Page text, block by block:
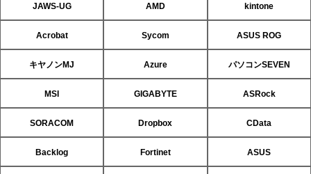
JAWS-UG AMD kintone
Acrobat Sycom ASUS ROG
キヤノンMJ Azure パソコンSEVEN
MSI GIGABYTE ASRock
SORACOM Dropbox CData
Backlog Fortinet ASUS